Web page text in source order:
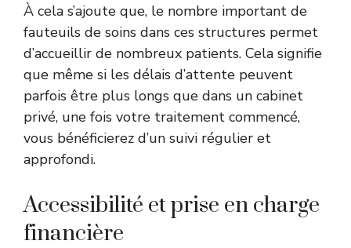
À cela s’ajoute que, le nombre important de
fauteuils de soins dans ces structures permet
d’accueillir de nombreux patients. Cela signifie
que même si les délais d’attente peuvent
parfois être plus longs que dans un cabinet
privé, une fois votre traitement commencé,
vous bénéficierez d’un suivi régulier et
approfondi.
Accessibilité et prise en charge
financière